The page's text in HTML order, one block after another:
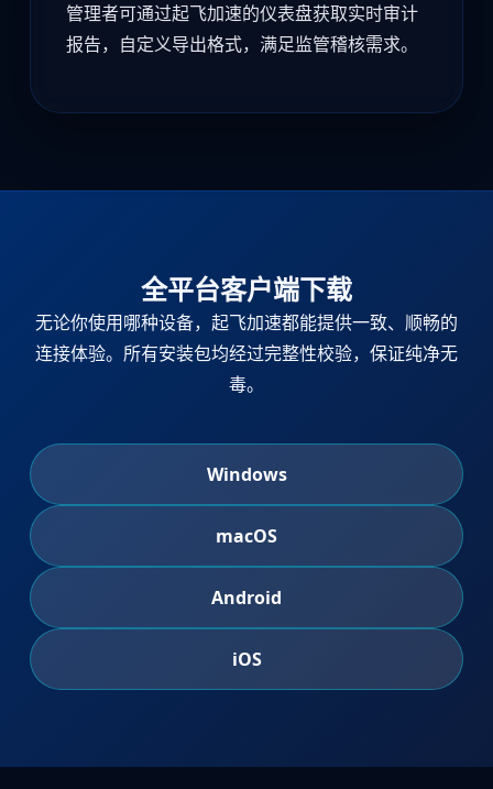
管理者可通过起飞加速的仪表盘获取实时审计
报告，自定义导出格式，满足监管稽核需求。
全平台客户端下载
无论你使用哪种设备，起飞加速都能提供一致、顺畅的
连接体验。所有安装包均经过完整性校验，保证纯净无
毒。
Windows
macOS
Android
iOS